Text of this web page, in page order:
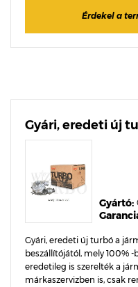
Érdekel a
Gyári, eredeti új
Gyártó:
Gyári, eredeti új turbó a
beszállítójától, mely 100%
eredetileg is szerelték a
márkaszervizben is, csak